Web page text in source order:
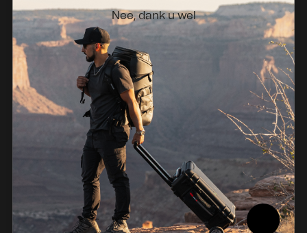
Nieuwsbrief
Nederland (EUR €)
© 2026, NANUK Europe.
Aangedreven door Shopify
Restitutiebeleid
Privacybeleid
Servicevoorwaarden
Verzendbeleid
Wettelijke kennisgeving Nalevingsrapport
Nee, dank u wel